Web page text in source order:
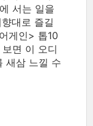
서는 일을
대로 즐길
게인> 톱10
면 이 오디
새삼 느낄 수